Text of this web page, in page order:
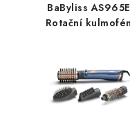
BaByliss AS965E
Rotační kulmofén